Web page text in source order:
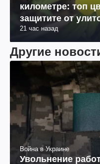
километре: топ
защитите от
21 час назад
Другие
Война в Украине
Увольнение